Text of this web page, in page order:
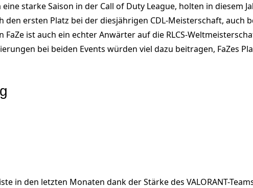
eine starke Saison in der Call of Duty League, holten in diesem
den ersten Platz bei der diesjährigen CDL-Meisterschaft, auch
FaZe ist auch ein echter Anwärter auf die RLCS-
bei beiden Events würden viel dazu beitragen, FaZes
in den letzten Monaten dank der Stärke des VALORANT-